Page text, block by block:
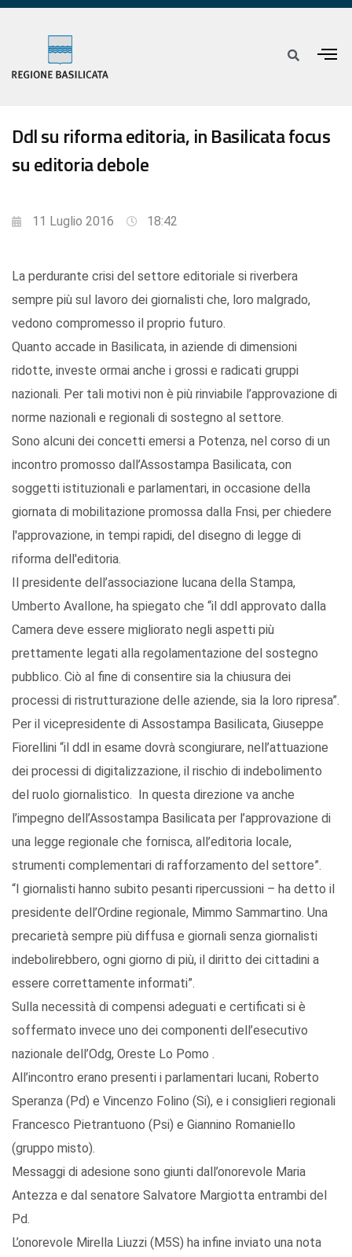
Ddl su riforma editoria, in Basilicata focus
su editoria debole
11 Luglio 2016 18:42
La perdurante crisi del settore editoriale si riverbera
sempre più sul lavoro dei giornalisti che, loro malgrado,
vedono compromesso il proprio futuro.
Quanto accade in Basilicata, in aziende di dimensioni
ridotte, investe ormai anche i grossi e radicati gruppi
nazionali. Per tali motivi non è più rinviabile l’approvazione di
norme nazionali e regionali di sostegno al settore.
Sono alcuni dei concetti emersi a Potenza, nel corso di un
incontro promosso dall’Assostampa Basilicata, con
soggetti istituzionali e parlamentari, in occasione della
giornata di mobilitazione promossa dalla Fnsi, per chiedere
l'approvazione, in tempi rapidi, del disegno di legge di
riforma dell'editoria.
Il presidente dell’associazione lucana della Stampa,
Umberto Avallone, ha spiegato che “il ddl approvato dalla
Camera deve essere migliorato negli aspetti più
prettamente legati alla regolamentazione del sostegno
pubblico. Ciò al fine di consentire sia la chiusura dei
processi di ristrutturazione delle aziende, sia la loro ripresa”.
Per il vicepresidente di Assostampa Basilicata, Giuseppe
Fiorellini “il ddl in esame dovrà scongiurare, nell’attuazione
dei processi di digitalizzazione, il rischio di indebolimento
del ruolo giornalistico. In questa direzione va anche
l’impegno dell’Assostampa Basilicata per l’approvazione di
una legge regionale che fornisca, all’editoria locale,
strumenti complementari di rafforzamento del settore”.
“I giornalisti hanno subito pesanti ripercussioni – ha detto il
presidente dell’Ordine regionale, Mimmo Sammartino. Una
precarietà sempre più diffusa e giornali senza giornalisti
indebolirebbero, ogni giorno di più, il diritto dei cittadini a
essere correttamente informati”.
Sulla necessità di compensi adeguati e certificati si è
soffermato invece uno dei componenti dell’esecutivo
nazionale dell’Odg, Oreste Lo Pomo .
All’incontro erano presenti i parlamentari lucani, Roberto
Speranza (Pd) e Vincenzo Folino (Si), e i consiglieri regionali
Francesco Pietrantuono (Psi) e Giannino Romaniello
(gruppo misto).
Messaggi di adesione sono giunti dall’onorevole Maria
Antezza e dal senatore Salvatore Margiotta entrambi del
Pd.
L’onorevole Mirella Liuzzi (M5S) ha infine inviato una nota